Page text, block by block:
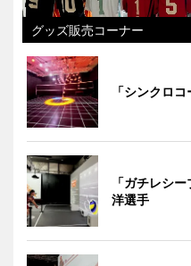
グッズ販売コーナー
「シンクロコ
「ガチレシ
洋選手